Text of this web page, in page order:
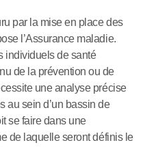
par la mise en place des
l’Assurance maladie.
individuels de santé
de la prévention ou de
une analyse précise
au sein d’un bassin de
se faire dans une
de laquelle seront définis le